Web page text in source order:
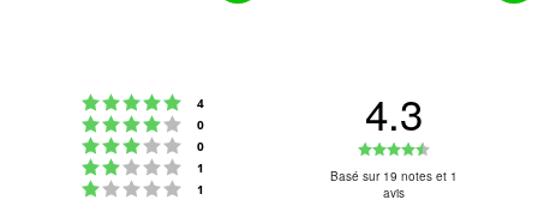
Note : 5 étoiles sur 5
4
Note : 4 étoiles sur 5
0
Note : 3 étoiles sur 5
0
Note : 2 étoiles sur 5
1
Note : 1 étoiles sur 5
1
4.3
:
Basé sur 19 notes et 1
avis